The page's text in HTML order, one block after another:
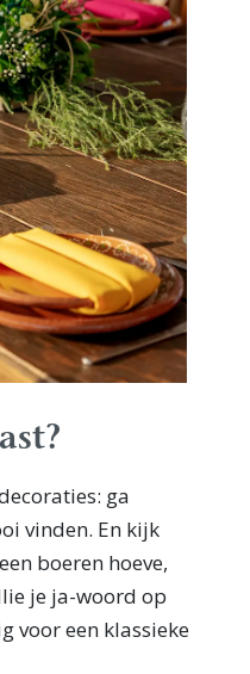
ga
vinden. En kijk
boeren hoeve,
je ja-woord op
voor een klassieke